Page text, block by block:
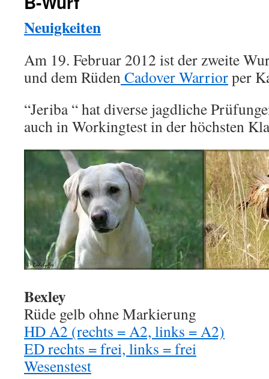
Neuigkeiten
Am 19. Februar 2012 ist der zweite
und dem RüdenCadover Warriorper
“Jeriba “ hat diverse jagdliche
auch in Workingtest in der höchsten
Bexley
Rüde gelb ohne Markierung
HD A2 (rechts = A2, links = A2)
ED rechts = frei, links = frei
Wesenstest